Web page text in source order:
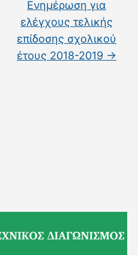
Ενημέρωση για
ελέγχους τελικής
επίδοσης σχολικού
έτους 2018-2019 →